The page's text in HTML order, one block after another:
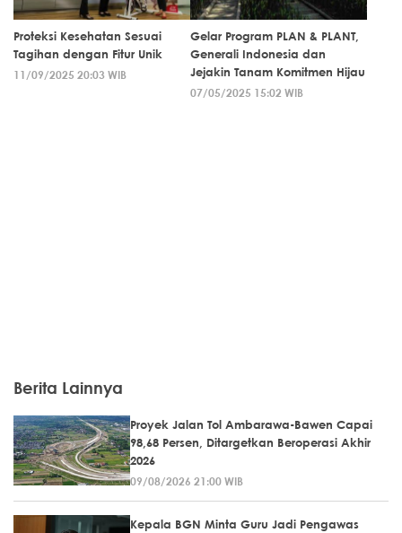
Proteksi Kesehatan Sesuai
Tagihan dengan Fitur Unik
11/09/2025 20:03 WIB
Gelar Program PLAN & PLANT,
Generali Indonesia dan
Jejakin Tanam Komitmen Hijau
07/05/2025 15:02 WIB
Berita Lainnya
Proyek Jalan Tol Ambarawa-Bawen Capai
98,68 Persen, Ditargetkan Beroperasi Akhir
2026
09/08/2026 21:00 WIB
Kepala BGN Minta Guru Jadi Pengawas